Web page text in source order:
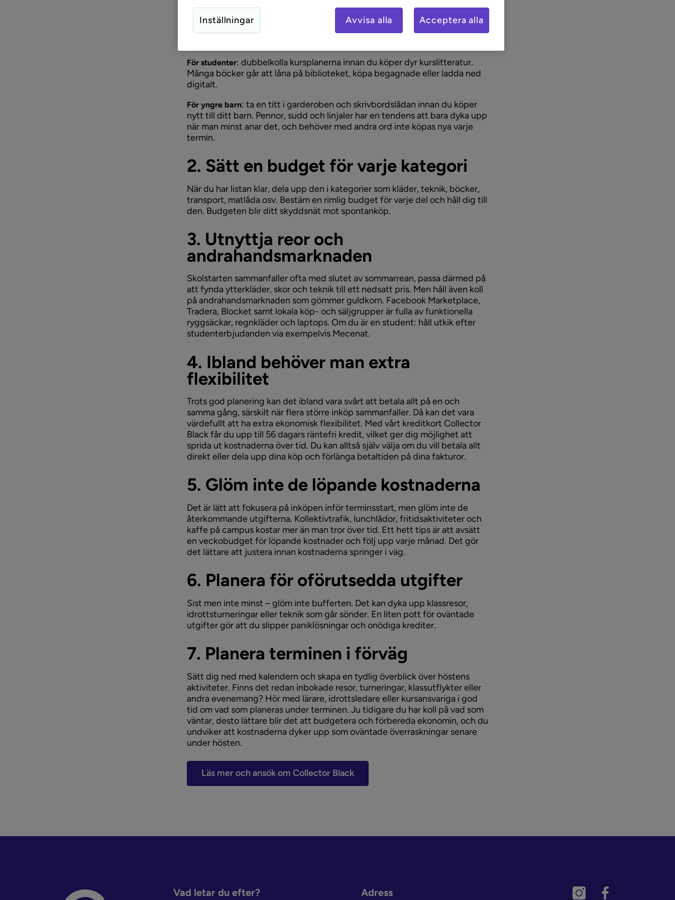
önskelista
Börja med att sätta dig ned och gå igenom vad som verkligen behövs inför
För studenter: dubbelkolla kursplanerna innan du köper dyr kurslitteratur.
Många böcker går att låna på biblioteket, köpa begagnade eller ladda ned
digitalt.
För yngre barn: ta en titt i garderoben och skrivbordslådan innan du köper
nytt till ditt barn. Pennor, sudd och linjaler har en tendens att bara dyka upp
när man minst anar det, och behöver med andra ord inte köpas nya varje
termin.
2. Sätt en budget för varje kategori
När du har listan klar, dela upp den i kategorier som kläder, teknik, böcker,
transport, matlåda osv. Bestäm en rimlig budget för varje del och håll dig till
den. Budgeten blir ditt skyddsnät mot spontanköp.
3. Utnyttja reor och
andrahandsmarknaden
Skolstarten sammanfaller ofta med slutet av sommarrean, passa därmed på
att fynda ytterkläder, skor och teknik till ett nedsatt pris. Men håll även koll
på andrahandsmarknaden som gömmer guldkorn. Facebook Marketplace,
Tradera, Blocket samt lokala köp- och säljgrupper är fulla av funktionella
ryggsäckar, regnkläder och laptops. Om du är en student: håll utkik efter
studenterbjudanden via exempelvis Mecenat.
4. Ibland behöver man extra
flexibilitet
Trots god planering kan det ibland vara svårt att betala allt på en och
samma gång, särskilt när flera större inköp sammanfaller. Då kan det vara
värdefullt att ha extra ekonomisk flexibilitet. Med vårt kreditkort Collector
Black får du upp till 56 dagars räntefri kredit, vilket ger dig möjlighet att
sprida ut kostnaderna över tid. Du kan alltså själv välja om du vill betala allt
direkt eller dela upp dina köp och förlänga betaltiden på dina fakturor.
5. Glöm inte de löpande kostnaderna
Det är lätt att fokusera på inköpen inför terminsstart, men glöm inte de
återkommande utgifterna. Kollektivtrafik, lunchlådor, fritidsaktiviteter och
kaffe på campus kostar mer än man tror över tid. Ett hett tips är att avsätt
en veckobudget för löpande kostnader och följ upp varje månad. Det gör
det lättare att justera innan kostnaderna springer i väg.
6. Planera för oförutsedda utgifter
Sist men inte minst – glöm inte bufferten. Det kan dyka upp klassresor,
idrottsturneringar eller teknik som går sönder. En liten pott för oväntade
utgifter gör att du slipper paniklösningar och onödiga krediter.
7. Planera terminen i förväg
Sätt dig ned med kalendern och skapa en tydlig överblick över höstens
aktiviteter. Finns det redan inbokade resor, turneringar, klassutflykter eller
andra evenemang? Hör med lärare, idrottsledare eller kursansvariga i god
tid om vad som planeras under terminen. Ju tidigare du har koll på vad som
väntar, desto lättare blir det att budgetera och förbereda ekonomin, och du
undviker att kostnaderna dyker upp som oväntade överraskningar senare
under hösten.
Läs mer och ansök om Collector Black
Vad letar du efter? Adress
Inställningar Avvisa alla Acceptera alla